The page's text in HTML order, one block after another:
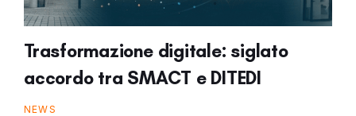
Trasformazione digitale: siglato
accordo tra SMACT e DITEDI
NEWS